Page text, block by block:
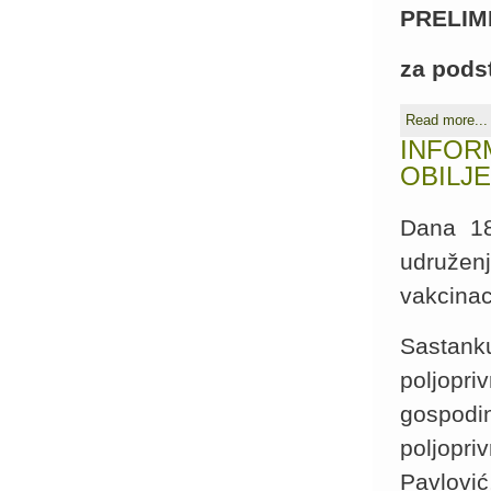
za
Read more...
Dana